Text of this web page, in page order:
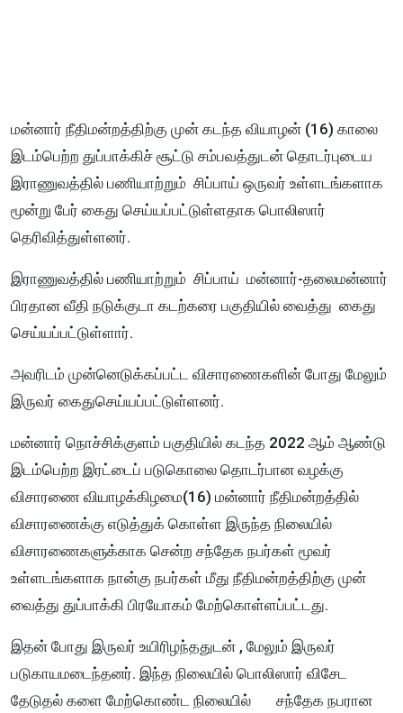
மன்னார் நீதிமன்றத்திற்கு முன் கடந்த வியாழன் (16) காலை
இடம்பெற்ற துப்பாக்கிச் சூட்டு சம்பவத்துடன் தொடர்புடைய
இராணுவத்தில் பணியாற்றும் சிப்பாய் ஒருவர் உள்ளடங்களாக
மூன்று பேர் கைது செய்யப்பட்டுள்ளதாக பொலிஸார்
தெரிவித்துள்ளனர்.
இராணுவத்தில் பணியாற்றும் சிப்பாய் மன்னார்-தலைமன்னார்
பிரதான வீதி நடுக்குடா கடற்கரை பகுதியில் வைத்து கைது
செய்யப்பட்டுள்ளார்.
அவரிடம் முன்னெடுக்கப்பட்ட விசாரணைகளின் போது மேலும்
இருவர் கைதுசெய்யப்பட்டுள்ளனர்.
மன்னார் நொச்சிக்குளம் பகுதியில் கடந்த 2022 ஆம் ஆண்டு
இடம்பெற்ற இரட்டைப் படுகொலை தொடர்பான வழக்கு
விசாரணை வியாழக்கிழமை(16) மன்னார் நீதிமன்றத்தில்
விசாரணைக்கு எடுத்துக் கொள்ள இருந்த நிலையில்
விசாரணைகளுக்காக சென்ற சந்தேக நபர்கள் மூவர்
உள்ளடங்களாக நான்கு நபர்கள் மீது நீதிமன்றத்திற்கு முன்
வைத்து துப்பாக்கி பிரயோகம் மேற்கொள்ளப்பட்டது.
இதன் போது இருவர் உயிரிழந்ததுடன் , மேலும் இருவர்
படுகாயமடைந்தனர். இந்த நிலையில் பொலிஸார் விசேட
தேடுதல் களை மேற்கொண்ட நிலையில் சந்தேக நபரான